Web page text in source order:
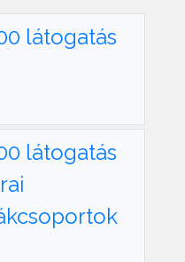
látogatás
látogatás